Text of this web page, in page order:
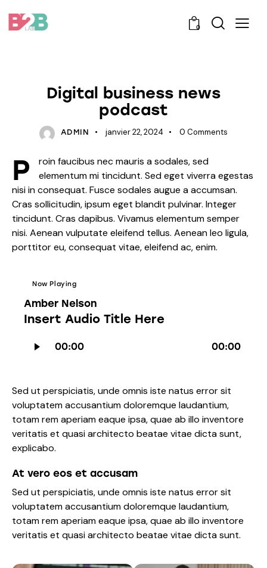
0
Digital business news
podcast
ADMIN janvier 22, 2024 0 Comments
P
roin faucibus nec mauris a sodales, sed
elementum mi tincidunt. Sed eget viverra egestas
nisi in consequat. Fusce sodales augue a accumsan.
Cras sollicitudin, ipsum eget blandit pulvinar. Integer
tincidunt. Cras dapibus. Vivamus elementum semper
nisi. Aenean vulputate eleifend tellus. Aenean leo ligula,
porttitor eu, consequat vitae, eleifend ac, enim.
Now Playing
Amber Nelson
Insert Audio Title Here
Lecteur00:00 00:00
Sed ut perspiciatis, unde omnis iste natus error sit
voluptatem accusantium doloremque laudantium,
totam rem aperiam eaque ipsa, quae ab illo inventore
veritatis et quasi architecto beatae vitae dicta sunt,
explicabo.
At vero eos et accusam
Sed ut perspiciatis, unde omnis iste natus error sit
voluptatem accusantium doloremque laudantium,
totam rem aperiam eaque ipsa, quae ab illo inventore
veritatis et quasi architecto beatae vitae dicta sunt.